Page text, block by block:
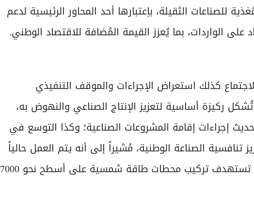
للصناعات الثقيلة، باِعتبارها أحد المحاور الرئيسية لدعم
على الواردات، بما يُعزز القيمة المُضافة للاقتصاد الوطني.
كذلك استعراض الإجراءات والموقف التنفيذي
ركيزة أساسية لتعزيز الإنتاج الصناعي والنهوض به،
إجراءات إقامة المشروعات الصناعية؛ وكذا التوسع في
تنافسية الصناعة الوطنية، مُشيراً إلى أنه يتم العمل حالياً
على تنفيذ مبادرة شمس الصناعة التي تستهدف تركيب محطات طاقة شمسية على أسطح نحو 7000